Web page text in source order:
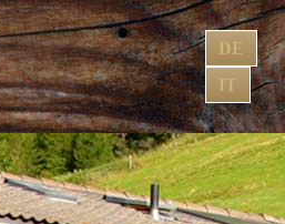
DE
IT